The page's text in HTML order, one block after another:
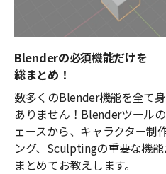
Blenderの必須機能だけを
総まとめ！
数多くのBlender機能を全て
ありません！Blenderツール
ェースから、キャラクター制
ング、Sculptingの重要な機
まとめてお教えします。